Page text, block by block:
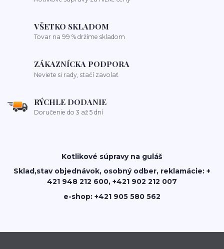
VŠETKO SKLADOM
Tovar na 99 % držíme skladom
ZÁKAZNÍCKA PODPORA
Neviete si rady, stačí zavolať
RÝCHLE DODANIE
Doručenie do 3 až 5 dní
Kotlikové súpravy na guláš
Sklad,stav objednávok, osobný odber, reklamácie: +
421 948 212 600, +421 902 212 007
e-shop: +421 905 580 562